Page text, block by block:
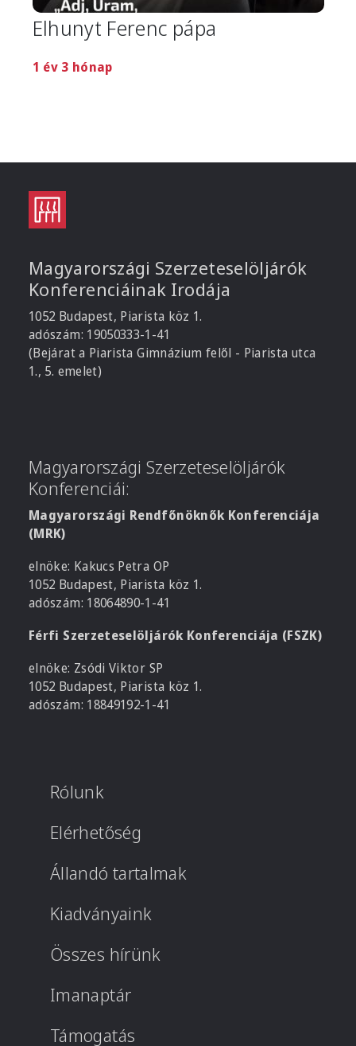
Elhunyt Ferenc pápa
1 év 3 hónap
Magyarországi Szerzeteselöljárók
Konferenciáinak Irodája
1052 Budapest, Piarista köz 1.
adószám: 19050333-1-41
(Bejárat a Piarista Gimnázium felől - Piarista utca
1., 5. emelet)
Magyarországi Szerzeteselöljárók
Konferenciái:
Magyarországi Rendfőnöknők Konferenciája
(MRK)
elnöke: Kakucs Petra OP
1052 Budapest, Piarista köz 1.
adószám: 18064890-1-41
Férfi Szerzeteselöljárók Konferenciája (FSZK)
elnöke: Zsódi Viktor SP
1052 Budapest, Piarista köz 1.
adószám: 18849192-1-41
Rólunk
Elérhetőség
Állandó tartalmak
Kiadványaink
Összes hírünk
Imanaptár
Támogatás